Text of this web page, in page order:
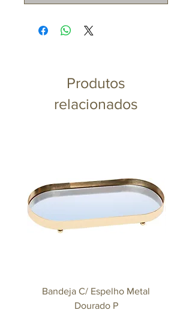
Produtos
relacionados
Bandeja C/ Espelho Metal
Dourado P